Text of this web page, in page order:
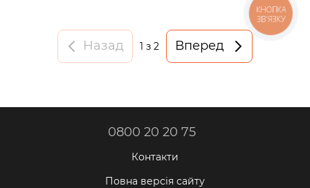
Назад 1 з 2 Вперед
0800 20 20 75
Контакти
Повна версія сайту
КНОПКА
ЗВ'ЯЗКУ